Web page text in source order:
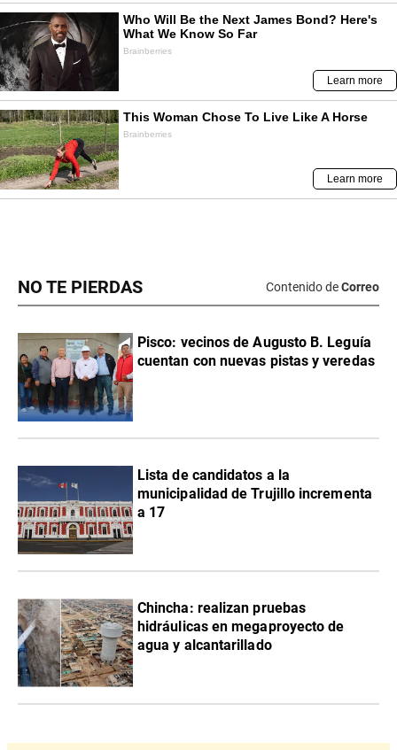
NO TE PIERDAS Contenido deCorreo
Pisco: vecinos de Augusto B. Leguía
cuentan con nuevas pistas y veredas
Lista de candidatos a la
municipalidad de Trujillo incrementa
a 17
Chincha: realizan pruebas
hidráulicas en megaproyecto de
agua y alcantarillado